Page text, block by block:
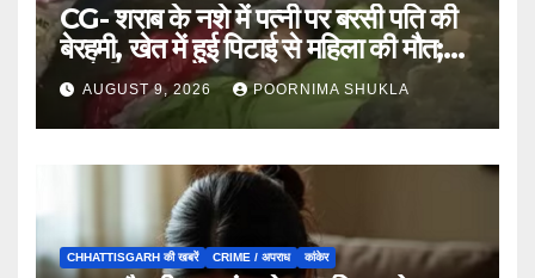
CG- शराब के नशे में पत्नी पर बरसी पति की
बेरहमी, खेत में हुई पिटाई से महिला की मौत;
आरोपी फरार…
AUGUST 9, 2026 POORNIMA SHUKLA
CHHATTISGARH की खबरें CRIME / अपराध कांकेर